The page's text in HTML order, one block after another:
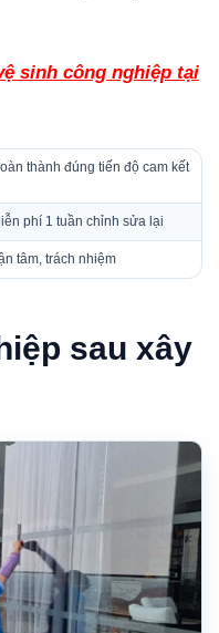
sinh công nghiệp tại
thành đúng tiến độ cam kết
phí 1 tuần chỉnh sửa lại
tâm, trách nhiệm
sau xây